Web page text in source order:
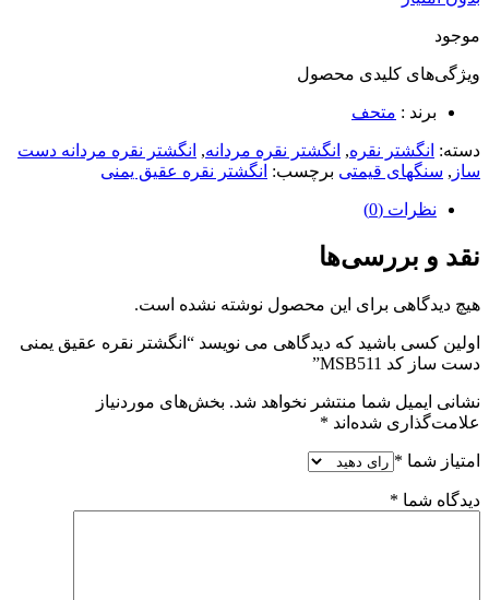
موجود
ویژگی‌های کلیدی محصول
برند : متحف
دسته: انگشتر نقره, انگشتر نقره مردانه, انگشتر نقره مردانه دست
ساز , سنگهای قیمتی برچسب: انگشتر نقره عقیق یمنی
نظرات (0)
نقد و بررسی‌ها
هیچ دیدگاهی برای این محصول نوشته نشده است.
اولین کسی باشید که دیدگاهی می نویسد “انگشتر نقره عقیق یمنی
دست ساز کد MSB511”
نشانی ایمیل شما منتشر نخواهد شد. بخش‌های موردنیاز
علامت‌گذاری شده‌اند *
امتیاز شما *
دیدگاه شما *